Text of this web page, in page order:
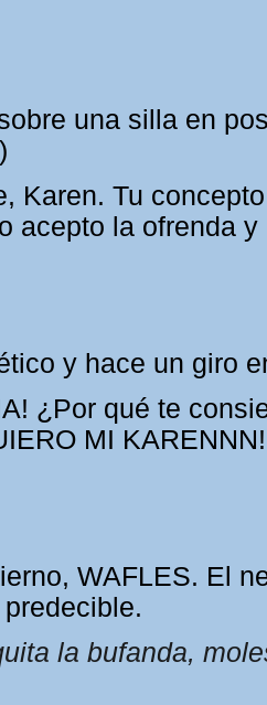
una silla en
Karen. Tu
acepto la ofrenda y
y hace un giro
¿Por qué te
MI KARENNN!
WAFLES. El
la bufanda,